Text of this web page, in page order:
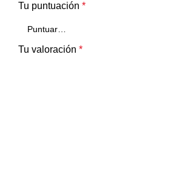
Tu puntuación *
Tu valoración *